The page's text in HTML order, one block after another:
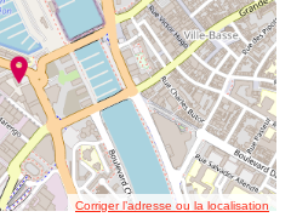
Corriger l’adresse ou la localisation